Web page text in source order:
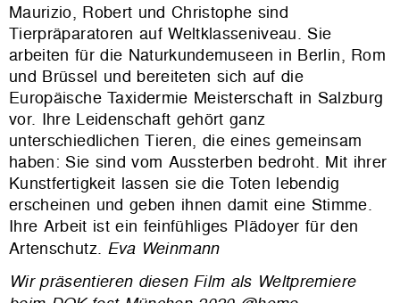
Maurizio, Robert und Christophe sind
Tierpräparatoren auf Weltklasseniveau. Sie
arbeiten für die Naturkundemuseen in Berlin, Rom
und Brüssel und bereiteten sich auf die
Europäische Taxidermie Meisterschaft in Salzburg
vor. Ihre Leidenschaft gehört ganz
unterschiedlichen Tieren, die eines gemeinsam
haben: Sie sind vom Aussterben bedroht. Mit ihrer
Kunstfertigkeit lassen sie die Toten lebendig
erscheinen und geben ihnen damit eine Stimme.
Ihre Arbeit ist ein feinfühliges Plädoyer für den
Artenschutz. Eva Weinmann
Wir präsentieren diesen Film als Weltpremiere